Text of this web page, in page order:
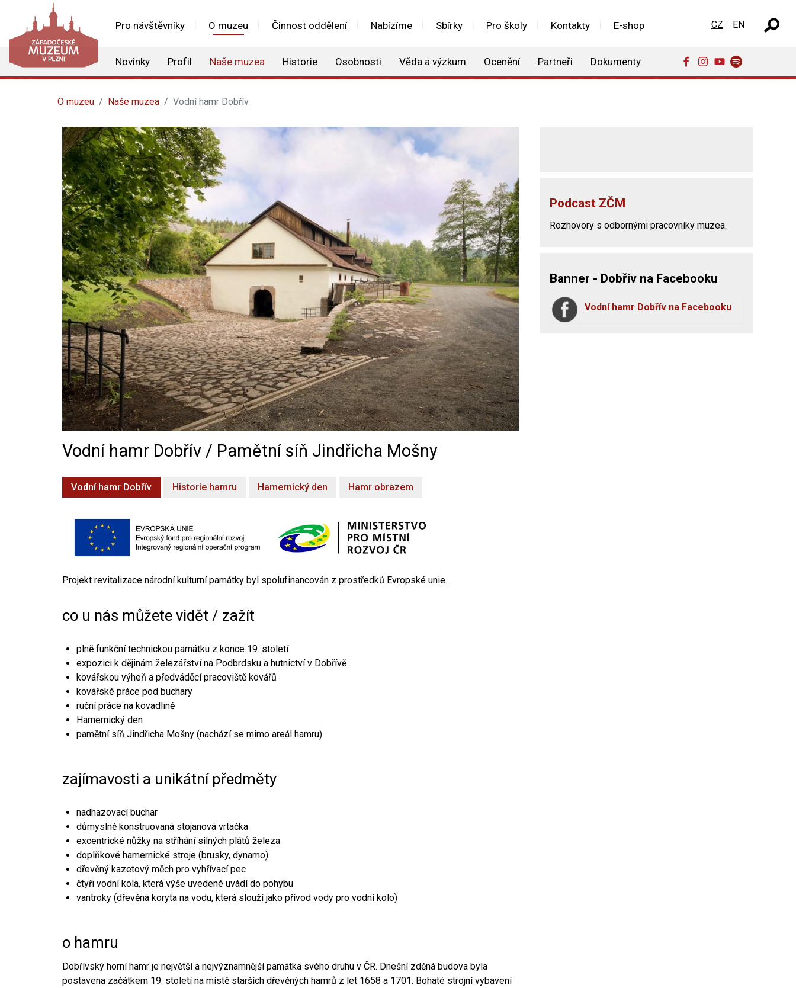
Pro návštěvníky O muzeu Činnost oddělení Nabízíme Sbírky Pro školy Kontakty E-shop
Novinky Profil Naše muzea Historie Osobnosti Věda a výzkum Ocenění Partneři Dokumenty
Zvolte jazyk
CZ EN
O muzeu Naše muzea Vodní hamr Dobřív
Vodní hamr Dobřív / Pamětní síň Jindřicha Mošny
Vodní hamr Dobřív Historie hamru Hamernický den Hamr obrazem
Projekt revitalizace národní kulturní památky byl spolufinancován z prostředků Evropské unie.
co u nás můžete vidět / zažít
plně funkční technickou památku z konce 19. století
expozici k dějinám železářství na Podbrdsku a hutnictví v Dobřívě
kovářskou výheň a předváděcí pracoviště kovářů
kovářské práce pod buchary
ruční práce na kovadlině
Hamernický den
pamětní síň Jindřicha Mošny (nachází se mimo areál hamru)
zajímavosti a unikátní předměty
nadhazovací buchar
důmyslně konstruovaná stojanová vrtačka
excentrické nůžky na stříhání silných plátů železa
doplňkové hamernické stroje (brusky, dynamo)
dřevěný kazetový měch pro vyhřívací pec
čtyři vodní kola, která výše uvedené uvádí do pohybu
vantroky (dřevěná koryta na vodu, která slouží jako přívod vody pro vodní kolo)
o hamru
Dobřívský horní hamr je největší a nejvýznamnější památka svého druhu v ČR. Dnešní zděná budova byla
postavena začátkem 19. století na místě starších dřevěných hamrů z let 1658 a 1701. Bohaté strojní vybavení
Podcast ZČM
Rozhovory s odbornými pracovníky muzea.
Banner - Dobřív na Facebooku
Vodní hamr Dobřív na Facebooku